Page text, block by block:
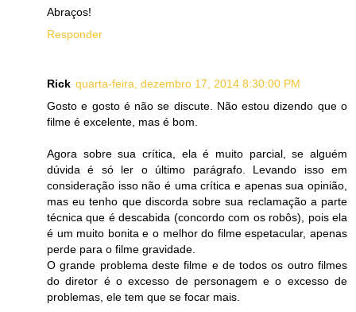
Abraços!
Responder
Rick quarta-feira, dezembro 17, 2014 8:30:00 PM
Gosto e gosto é não se discute. Não estou dizendo que o
filme é excelente, mas é bom.
Agora sobre sua crítica, ela é muito parcial, se alguém
dúvida é só ler o último parágrafo. Levando isso em
consideração isso não é uma crítica e apenas sua opinião,
mas eu tenho que discorda sobre sua reclamação a parte
técnica que é descabida (concordo com os robôs), pois ela
é um muito bonita e o melhor do filme espetacular, apenas
perde para o filme gravidade.
O grande problema deste filme e de todos os outro filmes
do diretor é o excesso de personagem e o excesso de
problemas, ele tem que se focar mais.